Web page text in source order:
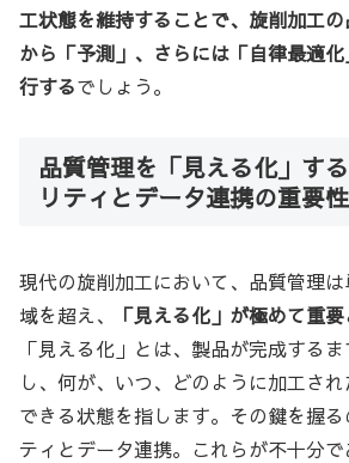
工状態を維持することで、旋削加工の
から「予測」、さらには「自律最適
行するでしょう。
品質管理を「見える化」す
リティとデータ連携の重要性
現代の旋削加工において、品質管理
域を超え、
「見える化」が極めて重要
「見える化」とは、製品が完成する
し、何が、いつ、どのように加工さ
できる状態を指します。その鍵を握
ティとデータ連携。これらが不十分